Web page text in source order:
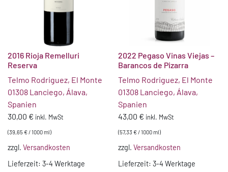
2016 Rioja Remelluri
Reserva
Telmo Rodriguez, El Monte
01308 Lanciego, Álava,
Spanien
30,00 € inkl. MwSt
(39,65€/1000ml)
zzgl. Versandkosten
Lieferzeit: 3-4 Werktage
2022 Pegaso Vinas Viejas –
Barancos de Pizarra
Telmo Rodriguez, El Monte
01308 Lanciego, Álava,
Spanien
43,00 € inkl. MwSt
(57,33€/1000ml)
zzgl.Versandkosten
Lieferzeit:3-4 Werktage